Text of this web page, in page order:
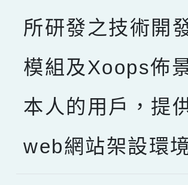
所研發之技術開
模組及Xoops佈
本人的用戶，提
web網站架設環